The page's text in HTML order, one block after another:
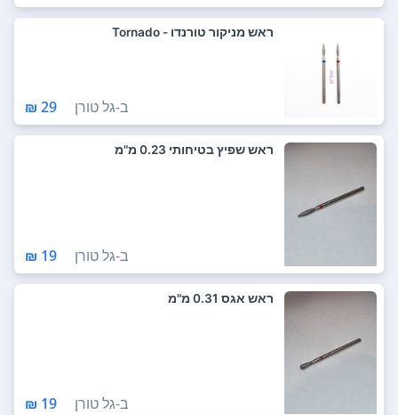
ראש מניקור טורנדו - Tornado
ב-גל טורן 29 ₪
ראש שפיץ בטיחותי 0.23 מ"מ
ב-גל טורן 19 ₪
ראש אגס 0.31 מ"מ
ב-גל טורן 19 ₪